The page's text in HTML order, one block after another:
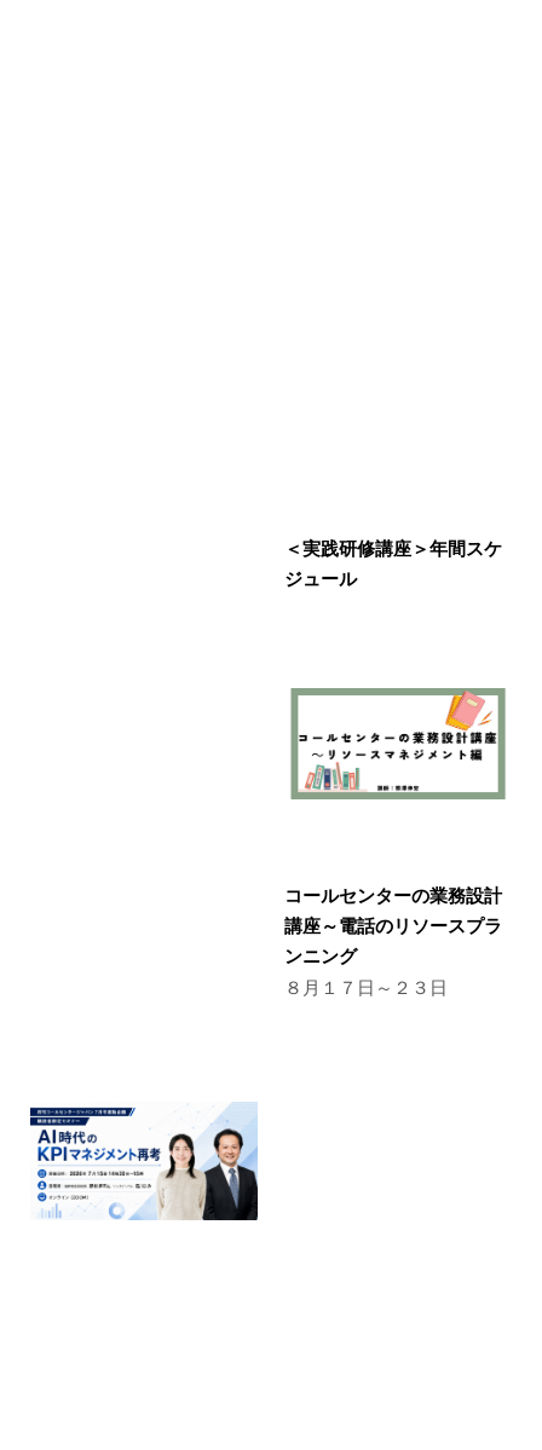
＜実践研修講座＞年間スケ
ジュール
コールセンターの業務設計
講座～電話のリソースプラ
ンニング
８月１７日～２３日